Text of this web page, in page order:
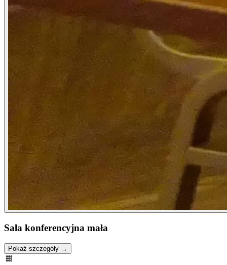
Sala konferencyjna mała
Pokaż szczegóły →